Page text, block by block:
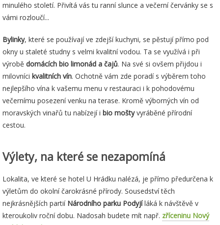
minulého století. Přivítá vás tu ranní slunce a večerní červánky se s
vámi rozloučí...
Bylinky, které se používají ve zdejší kuchyni, se pěstují přímo pod
okny u staleté studny s velmi kvalitní vodou. Ta se využívá i při
výrobě domácích bio limonád a čajů. Na své si ovšem přijdou i
milovníci kvalitních vín. Ochotně vám zde poradí s výběrem toho
nejlepšího vína k vašemu menu v restauraci i k pohodovému
večernímu posezení venku na terase. Kromě výborných vín od
moravských vinařů tu nabízejí i bio moštyvyráběné přírodní
cestou.
Výlety, na které se nezapomíná
Lokalita, ve které se hotel U Hrádku nalézá, je přímo předurčena k
výletům do okolní čarokrásné přírody. Sousedství těch
nejkrásnějších partií Národního parku Podyjíláká k návštěvě v
kteroukoliv roční dobu. Nadosah budete mít např. zříceninu Nový